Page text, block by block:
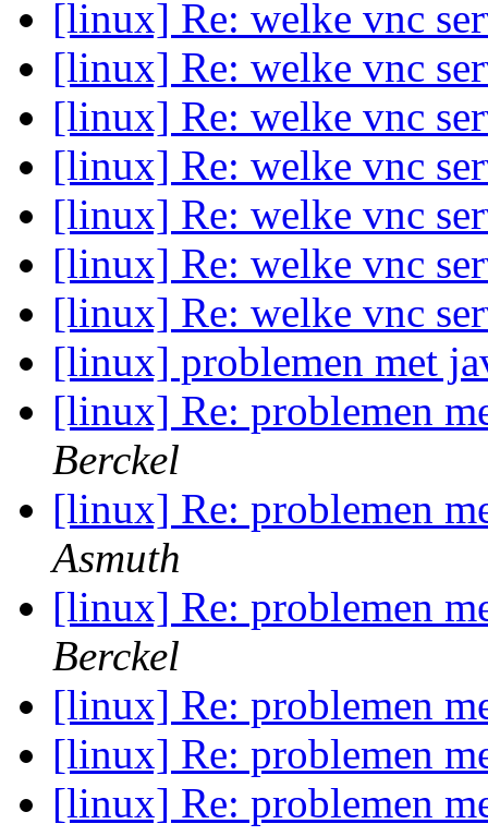
[linux] Re: welke vnc
[linux] Re: welke vnc
[linux] Re: welke vnc
[linux] Re: welke vnc
[linux] Re: welke vnc
[linux] Re: welke vnc
[linux] Re: welke vnc
[linux] problemen met
[linux] Re: problemen
Berckel
[linux] Re: problemen
Asmuth
[linux] Re: problemen
Berckel
[linux] Re: problemen
[linux] Re: problemen
[linux] Re: problemen